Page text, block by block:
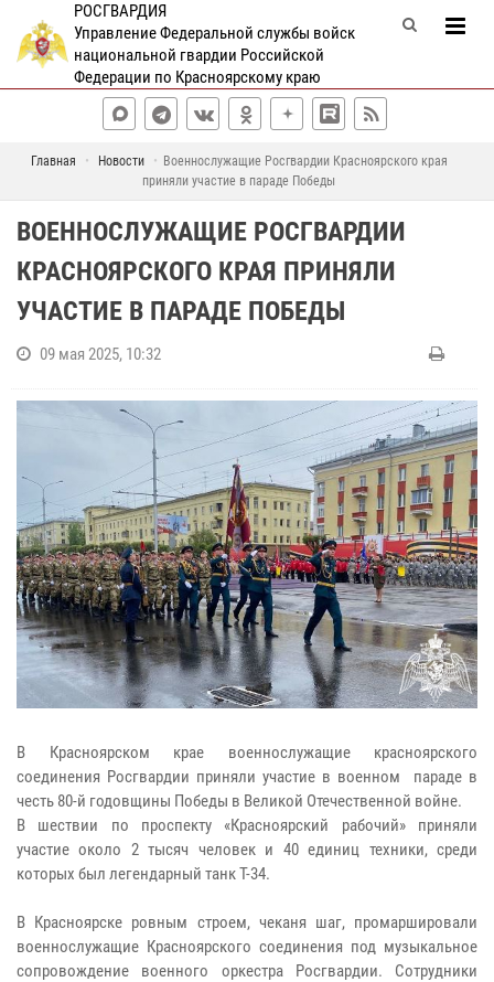
РОСГВАРДИЯ
Управление Федеральной службы войск
национальной гвардии Российской
Федерации по Красноярскому краю
Главная Новости
Военнослужащие Росгвардии Красноярского края
приняли участие в параде Победы
ВОЕННОСЛУЖАЩИЕ РОСГВАРДИИ
КРАСНОЯРСКОГО КРАЯ ПРИНЯЛИ
УЧАСТИЕ В ПАРАДЕ ПОБЕДЫ
09 мая 2025, 10:32
В Красноярском крае военнослужащие красноярского
соединения Росгвардии приняли участие в военном параде в
честь 80-й годовщины Победы в Великой Отечественной войне.
В шествии по проспекту «Красноярский рабочий» приняли
участие около 2 тысяч человек и 40 единиц техники, среди
которых был легендарный танк Т-34.
В Красноярске ровным строем, чеканя шаг, промаршировали
военнослужащие Красноярского соединения под музыкальное
сопровождение военного оркестра Росгвардии. Сотрудники